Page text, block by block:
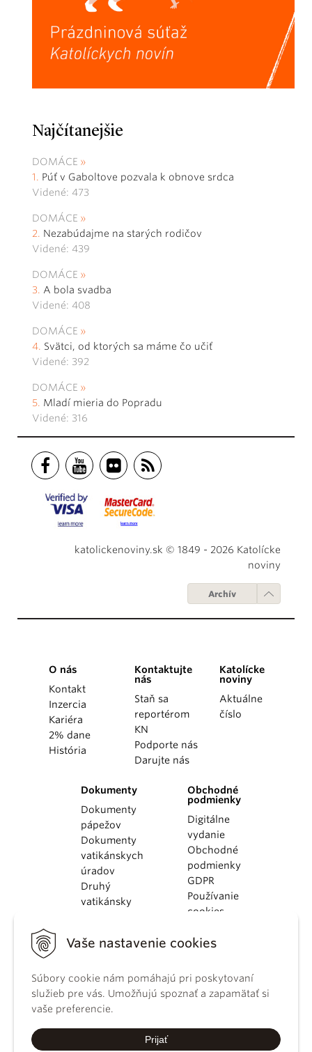
Vaše nastavenie cookies
Súbory cookie nám pomáhajú pri poskytovaní
služieb pre vás. Umožňujú spoznať a zapamätať si
vaše preferencie.
Prijať
Najčítanejšie
DOMÁCE
Púť v Gaboltove pozvala k obnove srdca
Videné: 473
DOMÁCE
Nezabúdajme na starých rodičov
Videné: 439
DOMÁCE
A bola svadba
Videné: 408
DOMÁCE
Svätci, od ktorých sa máme čo učiť
Videné: 392
DOMÁCE
Mladí mieria do Popradu
Videné: 316
katolickenoviny.sk © 1849 - 2026 Katolícke
noviny
Archív
O nás
Kontakt
Inzercia
Kariéra
2% dane
História
Kontaktujte
nás
Staň sa
reportérom
KN
Podporte nás
Darujte nás
Katolícke
noviny
Aktuálne
číslo
Dokumenty
Dokumenty
pápežov
Dokumenty
vatikánskych
úradov
Druhý
vatikánsky
KBS
kánonického
práva
Katechizmus
Obchodné
podmienky
Digitálne
vydanie
Obchodné
podmienky
GDPR
Používanie
cookies